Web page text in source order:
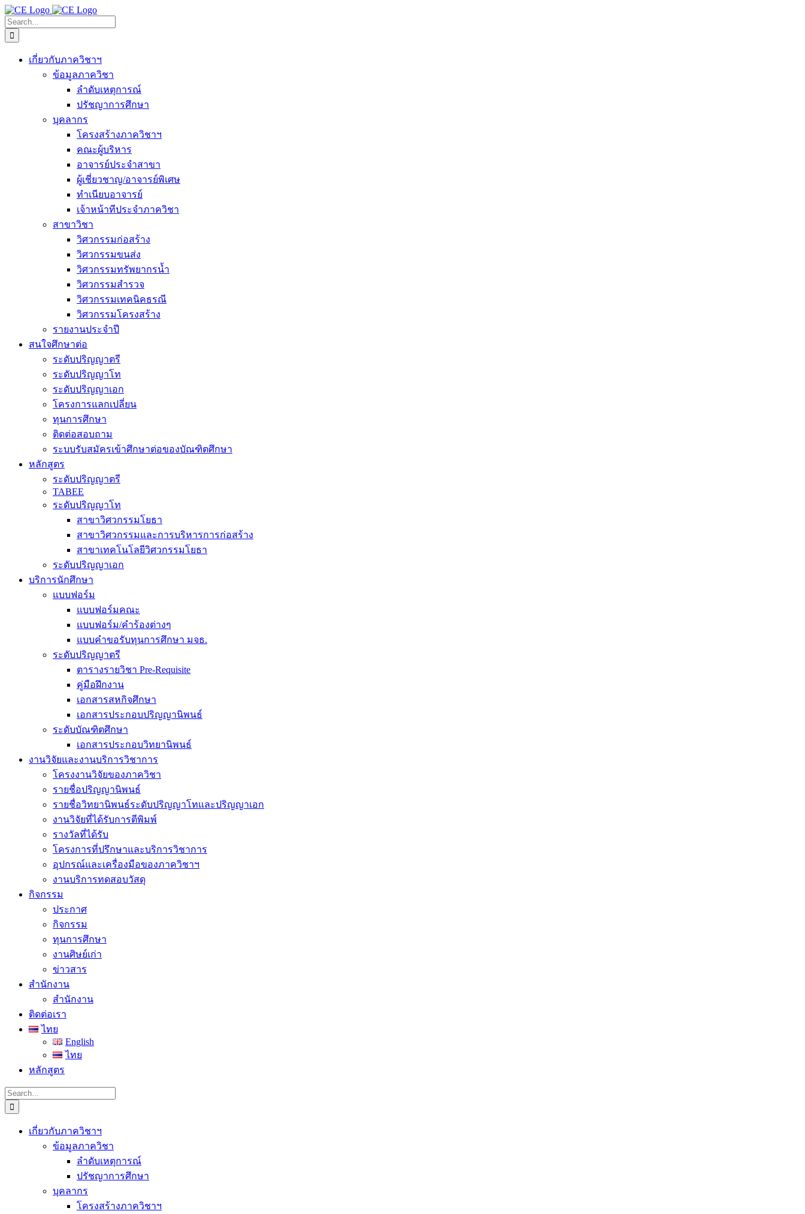
Skip
to
content
Search
for:
เกี่ยวกับภาควิชาฯ
ข้อมูลภาควิชา
ลำดับเหตุการณ์
ปรัชญาการศึกษา
บุคลากร
โครงสร้างภาควิชาฯ
คณะผู้บริหาร
อาจารย์ประจำสาขา
ผู้เชี่ยวชาญ/อาจารย์พิเศษ
ทำเนียบอาจารย์
เจ้าหน้าทีประจำภาควิชา
สาขาวิชา
วิศวกรรมก่อสร้าง
วิศวกรรมขนส่ง
วิศวกรรมทรัพยากรน้ำ
วิศวกรรมสำรวจ
วิศวกรรมเทคนิคธรณี
วิศวกรรมโครงสร้าง
รายงานประจำปี
สนใจศึกษาต่อ
ระดับปริญญาตรี
ระดับปริญญาโท
ระดับปริญญาเอก
โครงการแลกเปลี่ยน
ทุนการศึกษา
ติดต่อสอบถาม
ระบบรับสมัครเข้าศึกษาต่อของบัณฑิตศึกษา
หลักสูตร
ระดับปริญญาตรี
TABEE
ระดับปริญญาโท
สาขาวิศวกรรมโยธา
สาขาวิศวกรรมและการบริหารการก่อสร้าง
สาขาเทคโนโลยีวิศวกรรมโยธา
ระดับปริญญาเอก
บริการนักศึกษา
แบบฟอร์ม
แบบฟอร์มคณะ
แบบฟอร์ม/คำร้องต่างๆ
แบบคำขอรับทุนการศึกษา มจธ.
ระดับปริญญาตรี
ตารางรายวิชา Pre-Requisite
คู่มือฝึกงาน
เอกสารสหกิจศึกษา
เอกสารประกอบปริญญานิพนธ์
ระดับบัณฑิตศึกษา
เอกสารประกอบวิทยานิพนธ์
งานวิจัยและงานบริการวิชาการ
โครงงานวิจัยของภาควิชา
รายชื่อปริญญานิพนธ์
รายชื่อวิทยานิพนธ์ระดับปริญญาโทและปริญญาเอก
งานวิจัยที่ได้รับการตีพิมพ์
รางวัลที่ได้รับ
โครงการที่ปรึกษาและบริการวิชาการ
อุปกรณ์และเครื่องมือของภาควิชาฯ
งานบริการทดสอบวัสดุ
กิจกรรม
ประกาศ
กิจกรรม
ทุนการศึกษา
งานศิษย์เก่า
ข่าวสาร
สำนักงาน
สำนักงาน
ติดต่อเรา
ไทย
English
ไทย
หลักสูตร
Search
for:
เกี่ยวกับภาควิชาฯ
ข้อมูลภาควิชา
ลำดับเหตุการณ์
ปรัชญาการศึกษา
บุคลากร
โครงสร้างภาควิชาฯ